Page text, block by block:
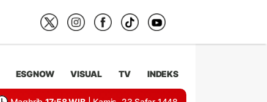
ESGNOW VISUAL TV INDEKS